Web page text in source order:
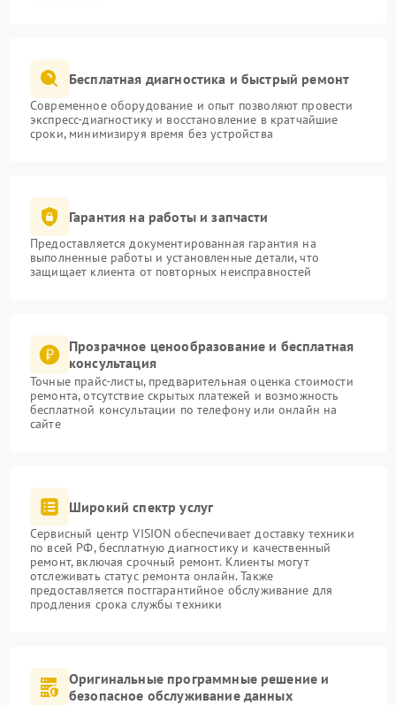
Бесплатная диагностика и быстрый ремонт
Современное оборудование и опыт позволяют провести
экспресс-диагностику и восстановление в кратчайшие
сроки, минимизируя время без устройства
Гарантия на работы и запчасти
Предоставляется документированная гарантия на
выполненные работы и установленные детали, что
защищает клиента от повторных неисправностей
Прозрачное ценообразование и бесплатная
консультация
Точные прайс-листы, предварительная оценка стоимости
ремонта, отсутствие скрытых платежей и возможность
бесплатной консультации по телефону или онлайн на
сайте
Широкий спектр услуг
Сервисный центр VISION обеспечивает доставку техники
по всей РФ, бесплатную диагностику и качественный
ремонт, включая срочный ремонт. Клиенты могут
отслеживать статус ремонта онлайн. Также
предоставляется постгарантийное обслуживание для
продления срока службы техники
Оригинальные программные решение и
безопасное обслуживание данных